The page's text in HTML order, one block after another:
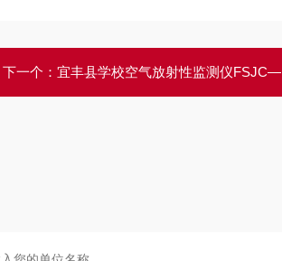
下一个： 宜丰县学校空气放射性监测仪FSJC—0657